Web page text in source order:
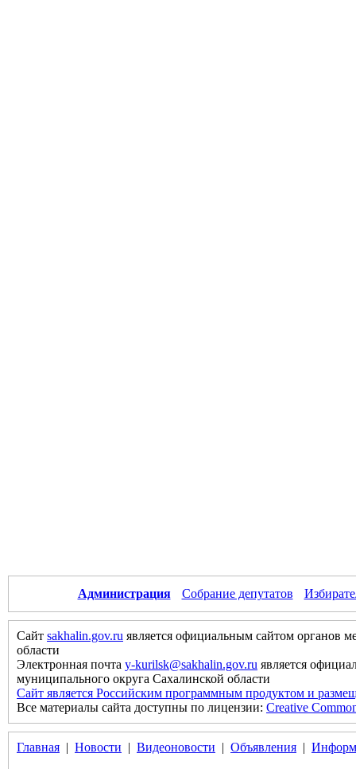
Администрация Собрание депутатов
Сайт sakhalin.gov.ru является официальным сайтом органов
области
Электронная почта y-kurilsk@sakhalin.gov.ru является
муниципального округа Сахалинской области
Сайт является Российским программным продуктом и
Все материалы сайта доступны по лицензии: Creative
Главная | Новости | Видеоновости | Объявления |